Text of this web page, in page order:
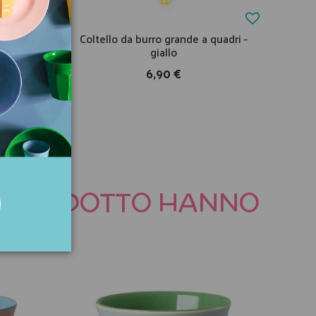
Coltello da burro grande a quadri -
giallo
6,90 €
HANNO